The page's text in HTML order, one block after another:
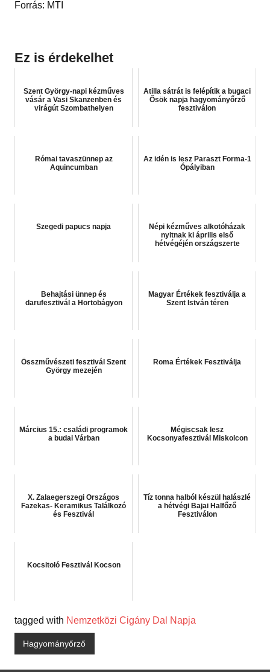
Forrás: MTI
Ez is érdekelhet
Szent György-napi kézműves
vásár a Vasi Skanzenben és
virágút Szombathelyen
Atilla sátrát is felépítik a bugaci
Ősök napja hagyományőrző
fesztiválon
Római tavaszünnep az
Aquincumban
Az idén is lesz Paraszt Forma-1
Ópályiban
Szegedi papucs napja
Népi kézműves alkotóházak
nyitnak ki április első
hétvégéjén országszerte
Behajtási ünnep és
darufesztivál a Hortobágyon
Magyar Értékek fesztiválja a
Szent István téren
Összművészeti fesztivál Szent
György mezején
Roma Értékek Fesztiválja
Március 15.: családi programok
a budai Várban
Mégiscsak lesz
Kocsonyafesztivál Miskolcon
X. Zalaegerszegi Országos
Fazekas- Keramikus Találkozó
és Fesztivál
Tíz tonna halból készül halászlé
a hétvégi Bajai Halfőző
Fesztiválon
Kocsitoló Fesztivál Kocson
tagged with Nemzetközi Cigány Dal Napja
Hagyományőrző